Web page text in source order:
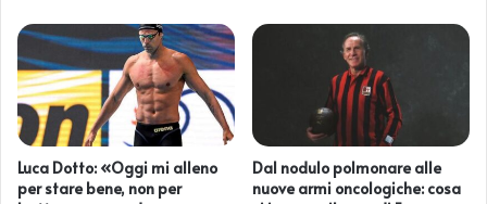
Luca Dotto: «Oggi mi alleno
per stare bene, non per
Dal nodulo polmonare alle
nuove armi oncologiche: cosa